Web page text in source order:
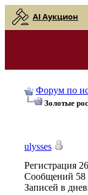
AI Аукцион
Форум по
Золотые
ulysses
Регистрация
Сообщений 58
Записей в